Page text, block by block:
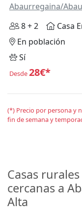
Abaurregaina/
8 + 2
Casa
En población
Sí
Desde28€*
(*) Precio por persona y
fin de semana y
Casas
cercanas a
Alta